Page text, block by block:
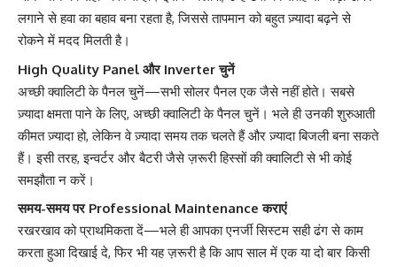
लगाने से हवा का बहाव बना रहता है, जिससे तापमान को बहुत ज़्यादा बढ़ने से
रोकने में मदद मिलती है।
High Quality Panel और Inverter चुनें
अच्छी क्वालिटी के पैनल चुनें—सभी सोलर पैनल एक जैसे नहीं होते। सबसे
ज़्यादा क्षमता पाने के लिए, अच्छी क्वालिटी के पैनल चुनें। भले ही उनकी शुरुआती
कीमत ज़्यादा हो, लेकिन वे ज़्यादा समय तक चलते हैं और ज़्यादा बिजली बना सकते
हैं। इसी तरह, इन्वर्टर और बैटरी जैसे ज़रूरी हिस्सों की क्वालिटी से भी कोई
समझौता न करें।
समय-समय पर Professional Maintenance कराएं
रखरखाव को प्राथमिकता दें—भले ही आपका एनर्जी सिस्टम सही ढंग से काम
करता हुआ दिखाई दे, फिर भी यह ज़रूरी है कि आप साल में एक या दो बार किसी